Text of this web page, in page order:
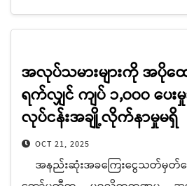
အလုပ်သမားများကို အပိုထ
ရက်လျှင် ကျပ် ၁,၀၀၀ ပေ
လုပ်ငန်းအချို့လိုက်နာမှုမရှိ
OCT 21, 2025
အနည်းဆုံးအခကြေးငွေသတ်မှတ်